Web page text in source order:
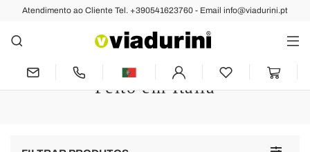
Atendimento ao Cliente Tel. +390541623760 - Email info@viadurini.pt
Toalhas de Linho para Casa de
Banho - Material Têxtil de Luxo
Feito em Itália